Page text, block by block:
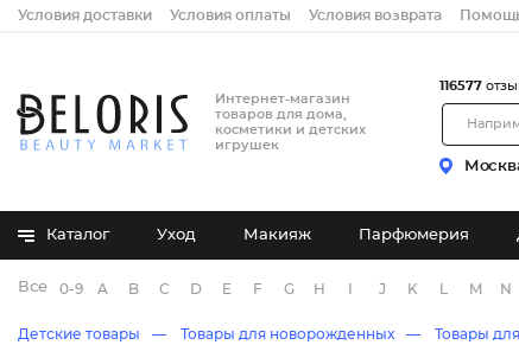
Условия доставки Условия оплаты Условия возврата
Интернет-магазин
товаров для дома,
косметики и детских
игрушек
116577
Каталог Уход Макияж Парфюмерия
Все бренды
0-9 A B C D E F G H J K M N
Детские товары Товары для новорожденных Товары